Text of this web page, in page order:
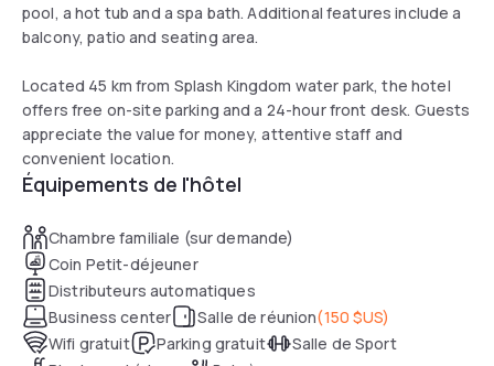
pool, a hot tub and a spa bath. Additional features include a
balcony, patio and seating area.
Located 45 km from Splash Kingdom water park, the hotel
offers free on-site parking and a 24-hour front desk. Guests
appreciate the value for money, attentive staff and
convenient location.
Équipements de l'hôtel
Chambre familiale (sur demande)
Coin Petit-déjeuner
Distributeurs automatiques
Business center
Salle de réunion(150 $US)
Wifi gratuit
Parking gratuit
Salle de Sport